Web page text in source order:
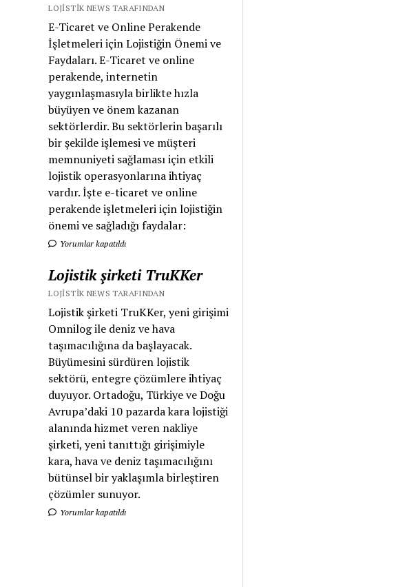
LOJISTIK NEWS TARAFINDAN
E-Ticaret ve Online Perakende
İşletmeleri için Lojistiğin Önemi ve
Faydaları. E-Ticaret ve online
perakende, internetin
yaygınlaşmasıyla birlikte hızla
büyüyen ve önem kazanan
sektörlerdir. Bu sektörlerin başarılı
bir şekilde işlemesi ve müşteri
memnuniyeti sağlaması için etkili
lojistik operasyonlarına ihtiyaç
vardır. İşte e-ticaret ve online
perakende işletmeleri için lojistiğin
önemi ve sağladığı faydalar:
Yorumlar kapatıldı
Lojistik şirketi TruKKer
LOJISTIK NEWS TARAFINDAN
Lojistik şirketi TruKKer, yeni girişimi
Omnilog ile deniz ve hava
taşımacılığına da başlayacak.
Büyümesini sürdüren lojistik
sektörü, entegre çözümlere ihtiyaç
duyuyor. Ortadoğu, Türkiye ve Doğu
Avrupa’daki 10 pazarda kara lojistiği
alanında hizmet veren nakliye
şirketi, yeni tanıttığı girişimiyle
kara, hava ve deniz taşımacılığını
bütünsel bir yaklaşımla birleştiren
çözümler sunuyor.
Yorumlar kapatıldı